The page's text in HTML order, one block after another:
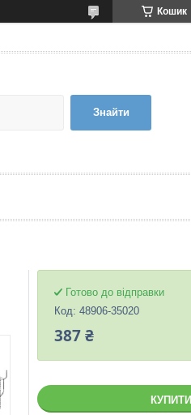
Кошик
Знайти
Готово до відправки
Код: 48906-35020
387 ₴
КУПИТИ